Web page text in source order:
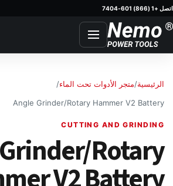
اتصل +1 (866) 601-7404
الرئيسية/متجر الأدوات تحت الماء/
Angle Grinder/Rotary Hammer V2 Battery
CUTTING AND GRINDING
Rotary